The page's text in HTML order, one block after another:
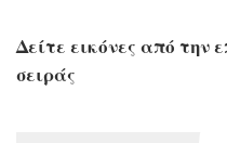
Δείτε εικόνες από την
σειράς